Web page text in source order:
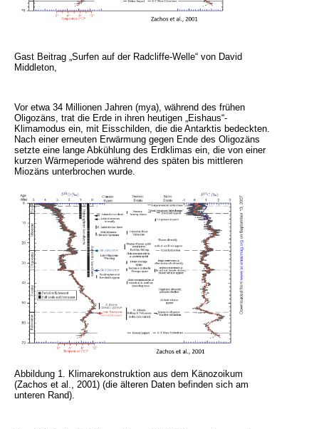
Gast Beitrag „Surfen auf der Radcliffe-Welle“ von David
Middleton,
Vor etwa 34 Millionen Jahren (mya), während des frühen
Oligozäns, trat die Erde in ihren heutigen „Eishaus“-
Klimamodus ein, mit Eisschilden, die die Antarktis bedeckten.
Nach einer erneuten Erwärmung gegen Ende des Oligozäns
setzte eine lange Abkühlung des Erdklimas ein, die von einer
kurzen Wärmeperiode während des späten bis mittleren
Miozäns unterbrochen wurde.
Abbildung 1. Klimarekonstruktion aus dem Känozoikum
(Zachos et al., 2001) (die älteren Daten befinden sich am
unteren Rand).